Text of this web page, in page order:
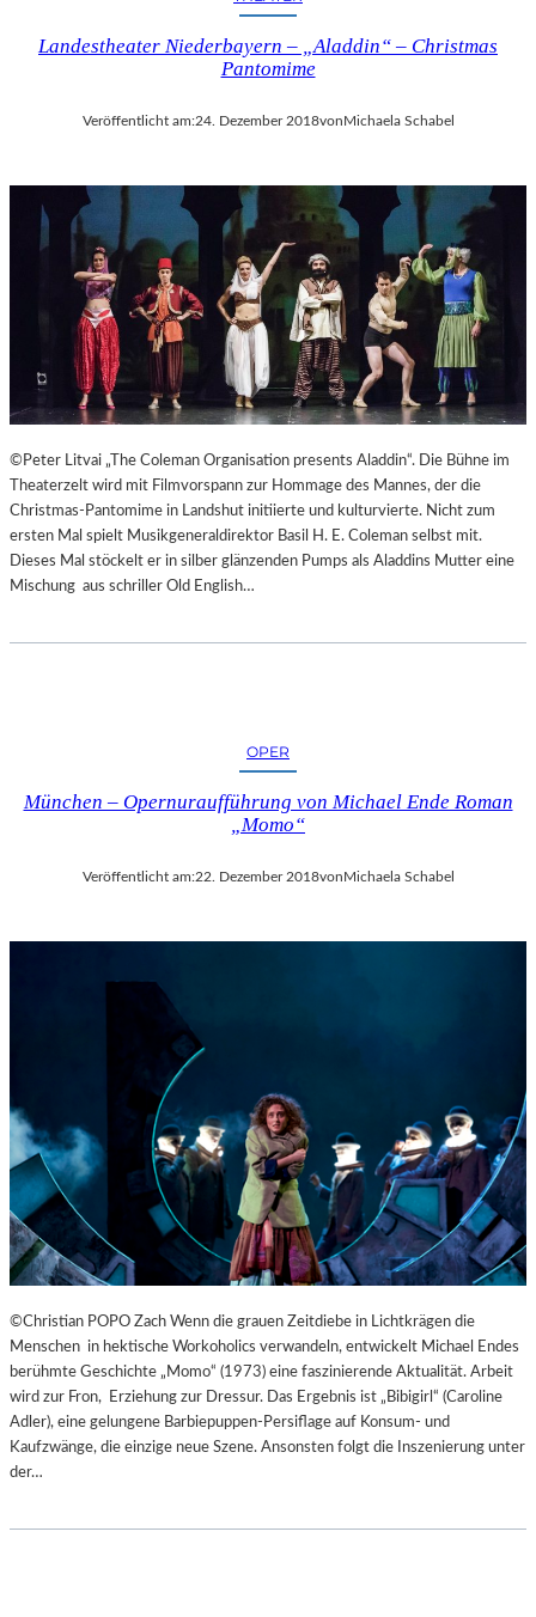
N
–
A
N
N
E
N
D
I
N
S
Z
N
I
E
R
T
R
N
G
G
E
R
O
S
T
R
F
E
S
T
S
E
Landestheater Niederbayern – „Aladdin“ – Christmas
Pantomime
Veröffentlicht am:24. Dezember 2018vonMichaela Schabel
©Peter Litvai „The Coleman Organisation presents Aladdin“. Die Bühne im
Theaterzelt wird mit Filmvorspann zur Hommage des Mannes, der die
Christmas-Pantomime in Landshut initiierte und kulturvierte. Nicht zum
ersten Mal spielt Musikgeneraldirektor Basil H. E. Coleman selbst mit.
Dieses Mal stöckelt er in silber glänzenden Pumps als Aladdins Mutter eine
Mischung aus schriller Old English…
OPER
München – Opernuraufführung von Michael Ende Roman
„Momo“
Veröffentlicht am:22. Dezember 2018vonMichaela Schabel
©Christian POPO Zach Wenn die grauen Zeitdiebe in Lichtkrägen die
Menschen in hektische Workoholics verwandeln, entwickelt Michael Endes
berühmte Geschichte „Momo“ (1973) eine faszinierende Aktualität. Arbeit
wird zur Fron, Erziehung zur Dressur. Das Ergebnis ist „Bibigirl“ (Caroline
Adler), eine gelungene Barbiepuppen-Persiflage auf Konsum- und
Kaufzwänge, die einzige neue Szene. Ansonsten folgt die Inszenierung unter
der…